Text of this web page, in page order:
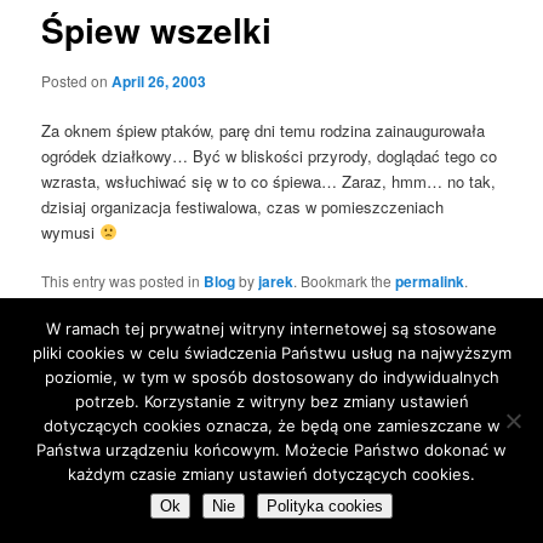
Śpiew wszelki
Posted onApril 26, 2003
Za oknem śpiew ptaków, parę dni temu rodzina zainaugurowała
ogródek działkowy… Być w bliskości przyrody, doglądać tego co
wzrasta, wsłuchiwać się w to co śpiewa… Zaraz, hmm… no tak,
dzisiaj organizacja festiwalowa, czas w pomieszczeniach
wymusi
This entry was posted in Blogbyjarek. Bookmark thepermalink.
Proudly powered by WordPress
W ramach tej prywatnej witryny internetowej są stosowane
pliki cookies w celu świadczenia Państwu usług na najwyższym
poziomie, w tym w sposób dostosowany do indywidualnych
potrzeb. Korzystanie z witryny bez zmiany ustawień
dotyczących cookies oznacza, że będą one zamieszczane w
Państwa urządzeniu końcowym. Możecie Państwo dokonać w
każdym czasie zmiany ustawień dotyczących cookies.
Ok Nie Polityka cookies